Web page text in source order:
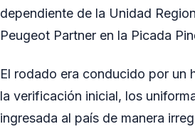
dependiente de la Unidad
Peugeot Partner en la Picada
El rodado era conducido por
la verificación inicial, los
ingresada al país de manera